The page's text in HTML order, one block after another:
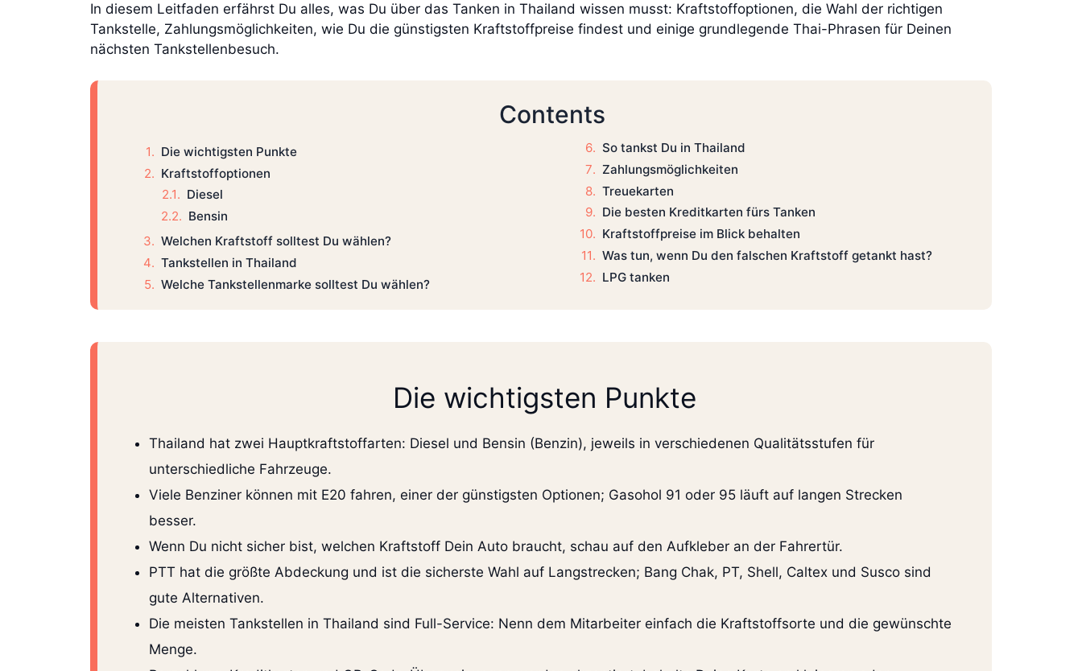
In diesem Leitfaden erfährst Du alles, was Du über das Tanken in Thailand wissen musst: Kraftstoffoptionen, die Wahl der richtigen
Tankstelle, Zahlungsmöglichkeiten, wie Du die günstigsten Kraftstoffpreise findest und einige grundlegende Thai-Phrasen für Deinen
nächsten Tankstellenbesuch.
Contents
Die wichtigsten Punkte
Kraftstoffoptionen
Diesel
Bensin
Welchen Kraftstoff solltest Du wählen?
Tankstellen in Thailand
Welche Tankstellenmarke solltest Du wählen?
So tankst Du in Thailand
Zahlungsmöglichkeiten
Treuekarten
Die besten Kreditkarten fürs Tanken
Kraftstoffpreise im Blick behalten
Was tun, wenn Du den falschen Kraftstoff getankt hast?
LPG tanken
Die wichtigsten Punkte
Thailand hat zwei Hauptkraftstoffarten: Diesel und Bensin (Benzin), jeweils in verschiedenen Qualitätsstufen für
unterschiedliche Fahrzeuge.
Viele Benziner können mit E20 fahren, einer der günstigsten Optionen; Gasohol 91 oder 95 läuft auf langen Strecken
besser.
Wenn Du nicht sicher bist, welchen Kraftstoff Dein Auto braucht, schau auf den Aufkleber an der Fahrertür.
PTT hat die größte Abdeckung und ist die sicherste Wahl auf Langstrecken; Bang Chak, PT, Shell, Caltex und Susco sind
gute Alternativen.
Die meisten Tankstellen in Thailand sind Full-Service: Nenn dem Mitarbeiter einfach die Kraftstoffsorte und die gewünschte
Menge.